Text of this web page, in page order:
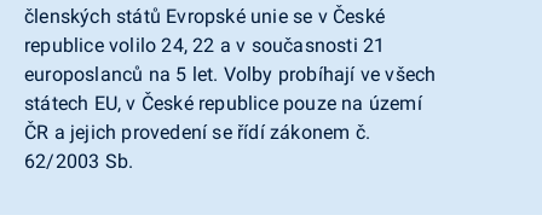
členských států Evropské unie se v České
republice volilo 24, 22 a v současnosti 21
europoslanců na 5 let. Volby probíhají ve všech
státech EU, v České republice pouze na území
ČR a jejich provedení se řídí zákonem č.
62/2003 Sb.